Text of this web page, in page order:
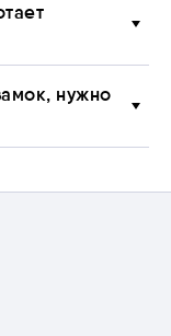
нужно